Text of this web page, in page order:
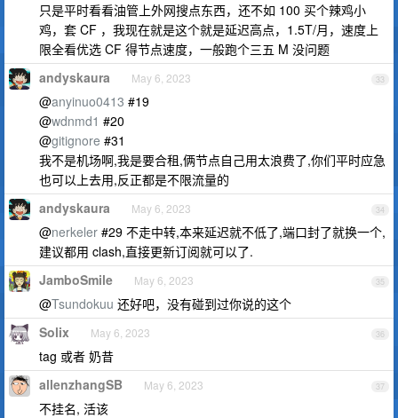
只是平时看看油管上外网搜点东西，还不如 100 买个辣鸡小
鸡，套 CF ，我现在就是这个就是延迟高点，1.5T/月，速度上
限全看优选 CF 得节点速度，一般跑个三五 M 没问题
33
andyskaura May 6, 2023
@anyinuo0413 #19
@wdnmd1 #20
@gitignore #31
我不是机场啊,我是要合租,俩节点自己用太浪费了,你们平时应急
也可以上去用,反正都是不限流量的
34
andyskaura May 6, 2023
@nerkeler #29 不走中转,本来延迟就不低了,端口封了就换一个,
建议都用 clash,直接更新订阅就可以了.
35
JamboSmile May 6, 2023
@Tsundokuu 还好吧，没有碰到过你说的这个
36
Solix May 6, 2023
tag 或者 奶昔
37
allenzhangSB May 6, 2023
不挂名, 活该